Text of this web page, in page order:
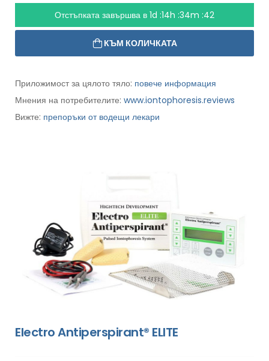
Отстъпката завършва в1d :14h :34m :41
КЪМ КОЛИЧКАТА
Приложимост за цялото тяло: повече информация
Мнения на потребителите: www.iontophoresis.reviews
Вижте: препоръки от водещи лекари
Electro Antiperspirant® ELITE